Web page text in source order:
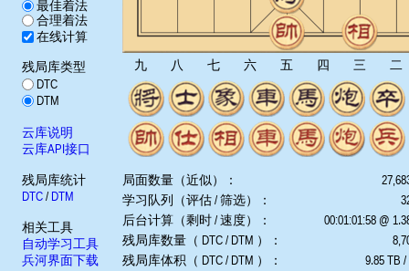
最佳着法
合理着法
在线计算
残局库类型
DTC
DTM
云库说明
云库API接口
残局库统计
DTC/ DTM
相关工具
自动学习工具
兵河界面下载
九 八 七 六 五 四 三 二
局面数量（近似）：
学习队列（评估 / 筛选）：
后台计算（剩时 / 速度）：
00:01:01:58 @
残局库数量（ DTC / DTM ）：
残局库体积（ DTC / DTM ）：
9.85 TB